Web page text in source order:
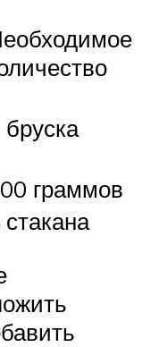
бруска
граммов
стакана